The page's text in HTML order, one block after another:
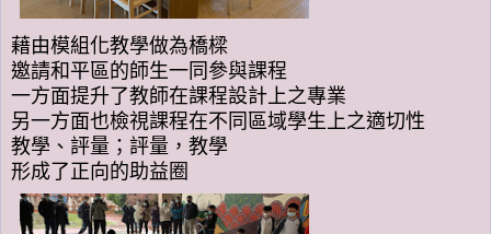
藉由模組化教學做為橋樑
邀請和平區的師生一同參與課程
一方面提升了教師在課程設計上之專業
另一方面也檢視課程在不同區域學生上之適切性
教學、評量；評量，教學
形成了正向的助益圈